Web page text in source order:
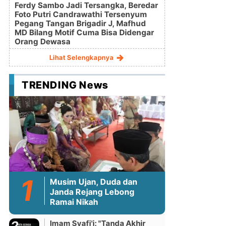
Ferdy Sambo Jadi Tersangka, Beredar
Foto Putri Candrawathi Tersenyum
Pegang Tangan Brigadir J, Mafhud
MD Bilang Motif Cuma Bisa Didengar
Orang Dewasa
Lihat Selengkapnya
TRENDING News
Musim Ujan, Duda dan
Janda Rejang Lebong
Ramai Nikah
Imam Syafi'i: "Tanda Akhir